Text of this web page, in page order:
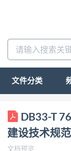
文件分类
ICS13.310
DB33/
全技术防范系统
DB33-T
建设技术规
文档预览